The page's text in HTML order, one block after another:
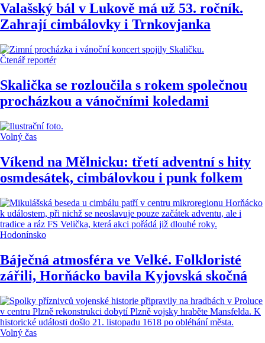
Valašský bál v Lukově má už 53. ročník.
Zahrají cimbálovky i Trnkovjanka
Čtenář reportér
Skalička se rozloučila s rokem společnou
procházkou a vánočními koledami
Volný čas
Víkend na Mělnicku: třetí adventní s hity
osmdesátek, cimbálovkou i punk folkem
Hodonínsko
Báječná atmosféra ve Velké. Folkloristé
zářili, Horňácko bavila Kyjovská skočná
Volný čas